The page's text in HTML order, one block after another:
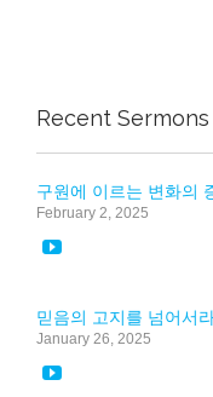
Recent Sermons
구원에 이르는 변화의
February 2, 2025

믿음의 고지를 넘어서
January 26, 2025
